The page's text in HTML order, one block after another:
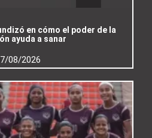
en cómo el poder de la
ayuda a sanar
08/2026